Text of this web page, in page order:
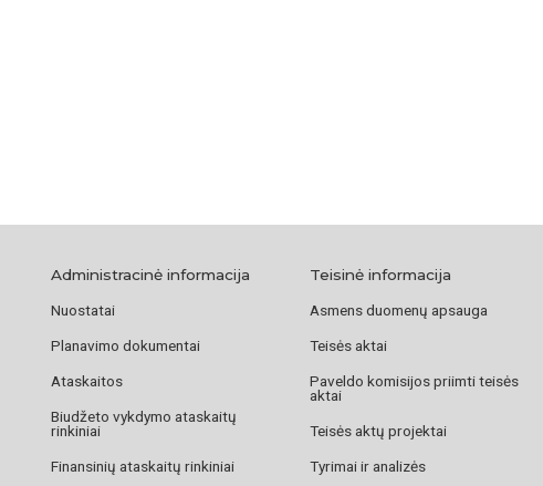
Administracinė informacija
Nuostatai
Planavimo dokumentai
Ataskaitos
Biudžeto vykdymo ataskaitų
rinkiniai
Finansinių ataskaitų rinkiniai
Teisinė informacija
Asmens duomenų apsauga
Teisės aktai
Paveldo komisijos priimti teisės
aktai
Teisės aktų projektai
Tyrimai ir analizės